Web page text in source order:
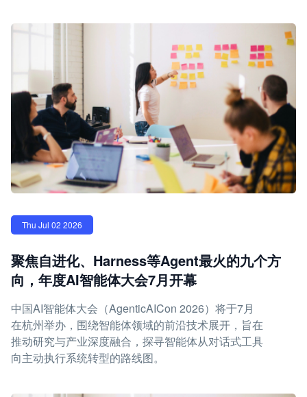
Thu Jul 02 2026
聚焦自进化、Harness等Agent最火的九个方
向，年度AI智能体大会7月开幕
中国AI智能体大会（AgenticAICon 2026）将于7月
在杭州举办，围绕智能体领域的前沿技术展开，旨在
推动研究与产业深度融合，探寻智能体从对话式工具
向主动执行系统转型的路线图。